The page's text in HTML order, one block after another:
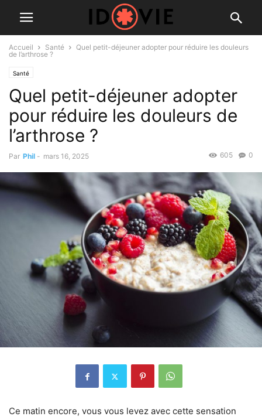
Accueil Santé
Quel petit-déjeuner adopter pour réduire les douleurs
de l’arthrose ?
Santé
Quel petit-déjeuner adopter
pour réduire les douleurs de
l’arthrose ?
Par Phil - mars 16, 2025 0
605
Ce matin encore, vous vous levez avec cette sensation